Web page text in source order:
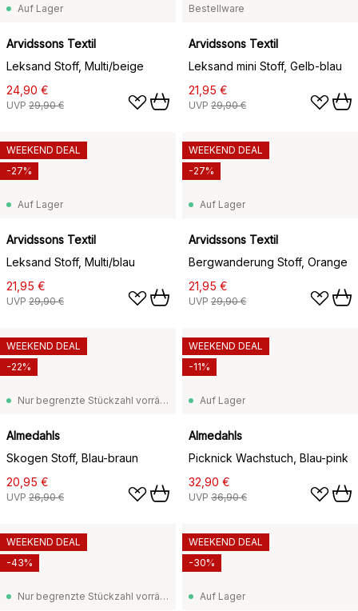
Auf Lager
Arvidssons Textil
Leksand Stoff, Multi/beige
24,90 €
UVP 29,90 €
Bestellware
Arvidssons Textil
Leksand mini Stoff, Gelb-blau
21,95 €
UVP 29,90 €
Auf Lager
Arvidssons Textil
Leksand Stoff, Multi/blau
21,95 €
UVP 29,90 €
WEEKEND DEAL
-27%
Auf Lager
Arvidssons Textil
Bergwanderung Stoff, Orange
21,95 €
UVP 29,90 €
WEEKEND DEAL
-27%
Nur begrenzte Stückzahl vorrätig
Almedahls
Skogen Stoff, Blau-braun
20,95 €
UVP 26,90 €
WEEKEND DEAL
-22%
Auf Lager
Almedahls
Picknick Wachstuch, Blau-pink
32,90 €
UVP 36,90 €
WEEKEND DEAL
-11%
Nur begrenzte Stückzahl vorrätig
WEEKEND DEAL
-43%
Auf Lager
WEEKEND DEAL
-30%